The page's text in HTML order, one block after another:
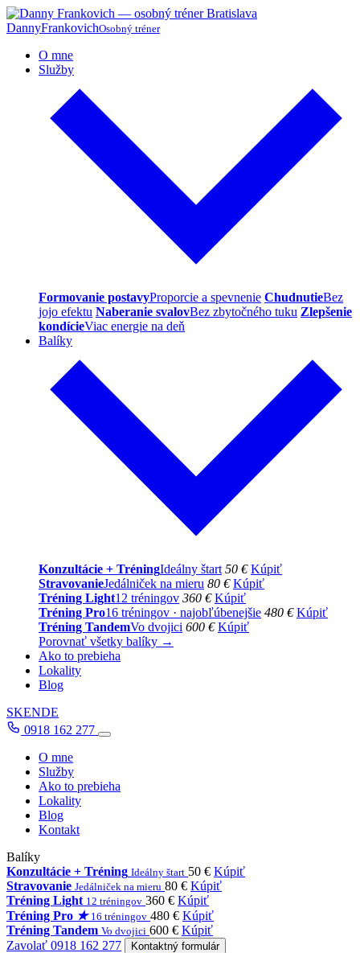
DannyFrankovichOsobný tréner
O mne
Služby
Formovanie postavyProporcie a spevnenie ChudnutieBez
jojo efektu Naberanie svalovBez zbytočného tuku Zlepšenie
kondícieViac energie na deň
Balíky
Konzultácie + TréningIdeálny štart 50 € Kúpiť
StravovanieJedálniček na mieru 80 € Kúpiť
Tréning Light12 tréningov 360 € Kúpiť
Tréning Pro16 tréningov · najobľúbenejšie 480 € Kúpiť
Tréning TandemVo dvojici 600 € Kúpiť
Porovnať všetky balíky →
Ako to prebieha
Lokality
Blog
SKENDE
0918 162 277
O mne
Služby
Ako to prebieha
Lokality
Blog
Kontakt
Balíky
Konzultácie + Tréning Ideálny štart 50 € Kúpiť
Stravovanie Jedálniček na mieru 80 € Kúpiť
Tréning Light 12 tréningov 360 € Kúpiť
Tréning Pro ★ 16 tréningov 480 € Kúpiť
Tréning Tandem Vo dvojici 600 € Kúpiť
Zavolať 0918 162 277
Kontaktný formulár